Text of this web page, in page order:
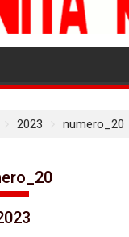
2023 numero_20